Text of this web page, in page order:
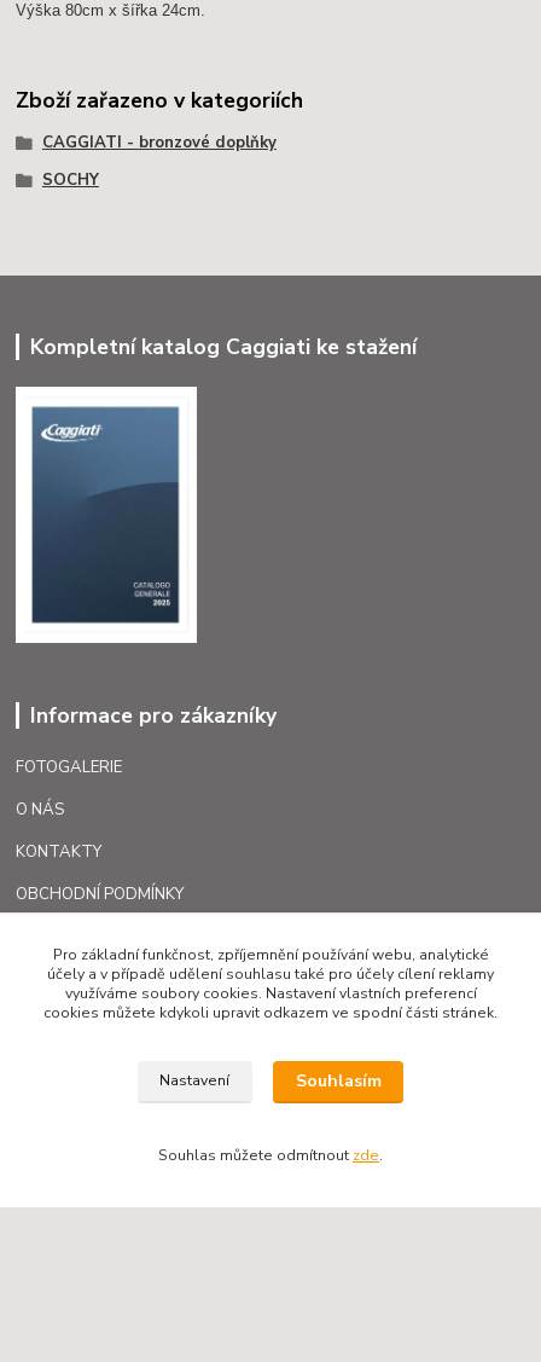
Výška 80cm x šířka 24cm.
Zboží zařazeno v kategoriích
CAGGIATI - bronzové doplňky
SOCHY
Kompletní katalog Caggiati ke stažení
Informace pro zákazníky
FOTOGALERIE
O NÁS
KONTAKTY
OBCHODNÍ PODMÍNKY
Pro základní funkčnost, zpříjemnění používání webu, analytické
účely a v případě udělení souhlasu také pro účely cílení reklamy
využíváme soubory cookies. Nastavení vlastních preferencí
cookies můžete kdykoli upravit odkazem ve spodní části stránek.
Nastavení Souhlasím
Souhlas můžete odmítnout zde.